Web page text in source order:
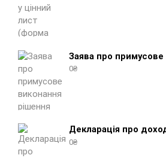
0₴
0₴